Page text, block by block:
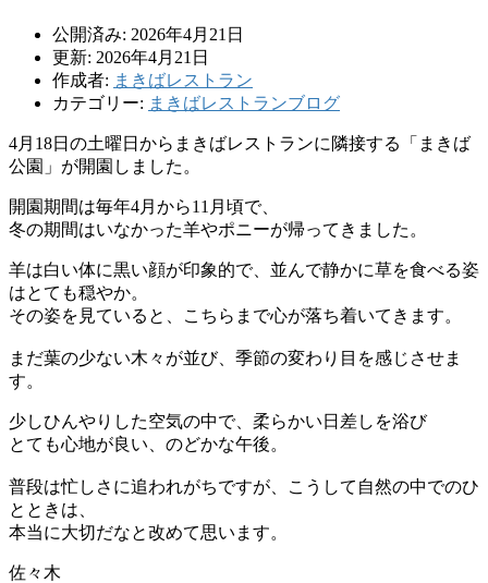
公開済み: 2026年4月21日
更新: 2026年4月21日
作成者: まきばレストラン
カテゴリー: まきばレストランブログ
4月18日の土曜日からまきばレストランに隣接する「まきば
公園」が開園しました。
開園期間は毎年4月から11月頃で、
冬の期間はいなかった羊やポニーが帰ってきました。
羊は白い体に黒い顔が印象的で、並んで静かに草を食べる姿
はとても穏やか。
その姿を見ていると、こちらまで心が落ち着いてきます。
まだ葉の少ない木々が並び、季節の変わり目を感じさせま
す。
少しひんやりした空気の中で、柔らかい日差しを浴び
とても心地が良い、のどかな午後。
普段は忙しさに追われがちですが、こうして自然の中でのひ
とときは、
本当に大切だなと改めて思います。
佐々木